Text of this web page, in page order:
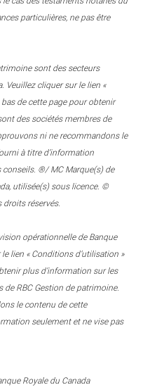
particulières, ne pas être
sont des secteurs
Veuillez cliquer sur le lien «
de cette page pour obtenir
des sociétés membres de
ni ne recommandons le
à titre d’information
conseils. ®/ MC Marque(s) de
utilisée(s) sous licence. ©
droits réservés.
opérationnelle de Banque
lien « Conditions d’utilisation »
plus d’information sur les
RBC Gestion de patrimoine.
le contenu de cette
seulement et ne vise pas
Royale du Canada